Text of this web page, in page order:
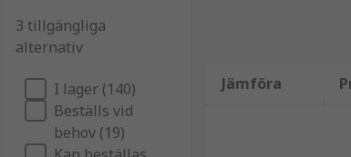
Det finns två huvudtyper av RFID-antenner,
detaljerat.
Linjära antenner
sänder generellt ut
specifika områden.
Cirkulära antenner
fungerar med en
3 tillgängliga
alternativ
I lager (140)
Beställs vid
behov (19)
Jämföra